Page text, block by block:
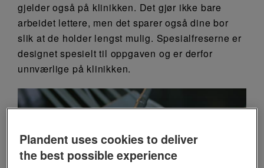
gjelder også på klinikken. Det gjør ikke bare
arbeidet lettere, men det sparer også dine bor
slik at de holder lengst mulig. Spesialfreserne er
designet spesielt til oppgaven og er derfor
unnværlige på klinikken.
Plandent uses cookies to deliver
the best possible experience